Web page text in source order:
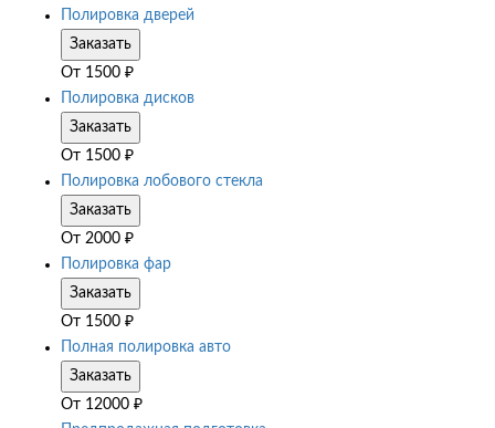
Полировка дверей
Заказать
От 1500 ₽
Полировка дисков
Заказать
От 1500 ₽
Полировка лобового стекла
Заказать
От 2000 ₽
Полировка фар
Заказать
От 1500 ₽
Полная полировка авто
Заказать
От 12000 ₽